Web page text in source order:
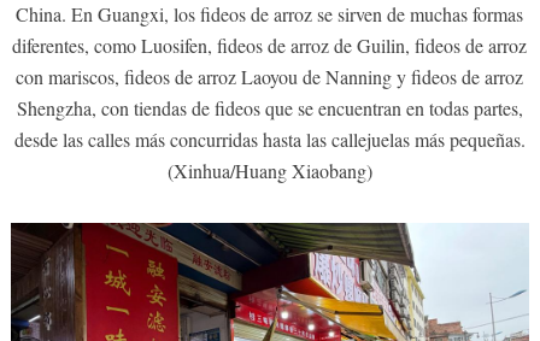
China. En Guangxi, los fideos de arroz se sirven de muchas formas
diferentes, como Luosifen, fideos de arroz de Guilin, fideos de arroz
con mariscos, fideos de arroz Laoyou de Nanning y fideos de arroz
Shengzha, con tiendas de fideos que se encuentran en todas partes,
desde las calles más concurridas hasta las callejuelas más pequeñas.
(Xinhua/Huang Xiaobang)